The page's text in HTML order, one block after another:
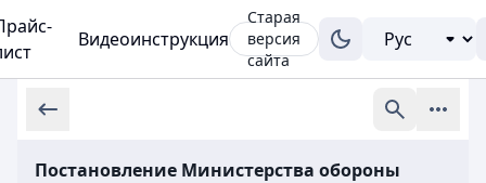
Видеоинструкция
Старая
версия
сайта
Постановление Министерства обороны